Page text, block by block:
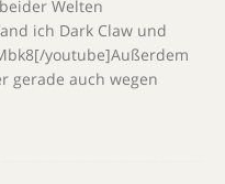
Welten
ich Dark Claw und
youtube]Außerdem
gerade auch wegen